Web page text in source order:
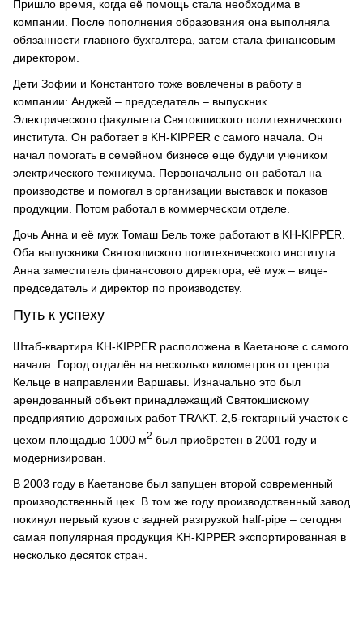
Пришло время, когда её помощь стала необходима в
компании. После пополнения образования она выполняла
обязанности главного бухгалтера, затем стала финансовым
директором.
Дети Зофии и Константого тоже вовлечены в работу в
компании: Анджей – председатель – выпускник
Электрического факультета Святокшиского политехнического
института. Он работает в KH-KIPPER с самого начала. Он
начал помогать в семейном бизнесе еще будучи учеником
электрического техникума. Первоначально он работал на
производстве и помогал в организации выставок и показов
продукции. Потом работал в коммерческом отделе.
Дочь Анна и её муж Томаш Бель тоже работают в KH-KIPPER.
Оба выпускники Святокшиского политехнического института.
Анна заместитель финансового директора, её муж – вице-
председатель и директор по производству.
Путь к успеху
Штаб-квартира KH-KIPPER расположена в Каетанове c самого
начала. Город отдалён на несколько километров от центра
Кельце в направлении Варшавы. Изначально это был
арендованный объект принадлежащий Святокшискому
предприятию дорожных работ TRAKT. 2,5-гектарный участок с
цехом площадью 1000 м2 был приобретен в 2001 году и
модернизирован.
В 2003 году в Каетанове был запущен второй современный
производственный цех. В том же году производственный завод
покинул первый кузов с задней разгрузкой half-pipe – сегодня
самая популярная продукция KH-KIPPER экспортированная в
несколько десяток стран.